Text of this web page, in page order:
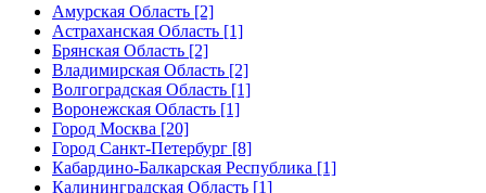
Амурская Область [2]
Астраханская Область [1]
Брянская Область [2]
Владимирская Область [2]
Волгоградская Область [1]
Воронежская Область [1]
Город Москва [20]
Город Санкт-Петербург [8]
Кабардино-Балкарская Республика [1]
Калининградская Область [1]